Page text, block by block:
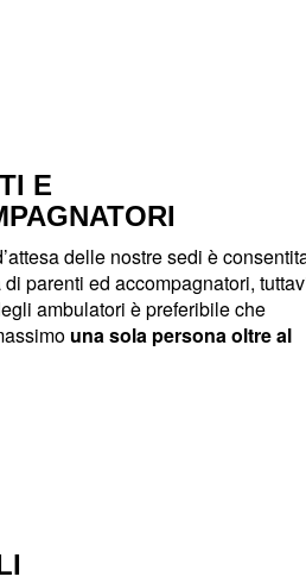
E
delle nostre sedi è
parenti ed accompagnatori,
ambulatori è preferibile che
una sola persona oltre al